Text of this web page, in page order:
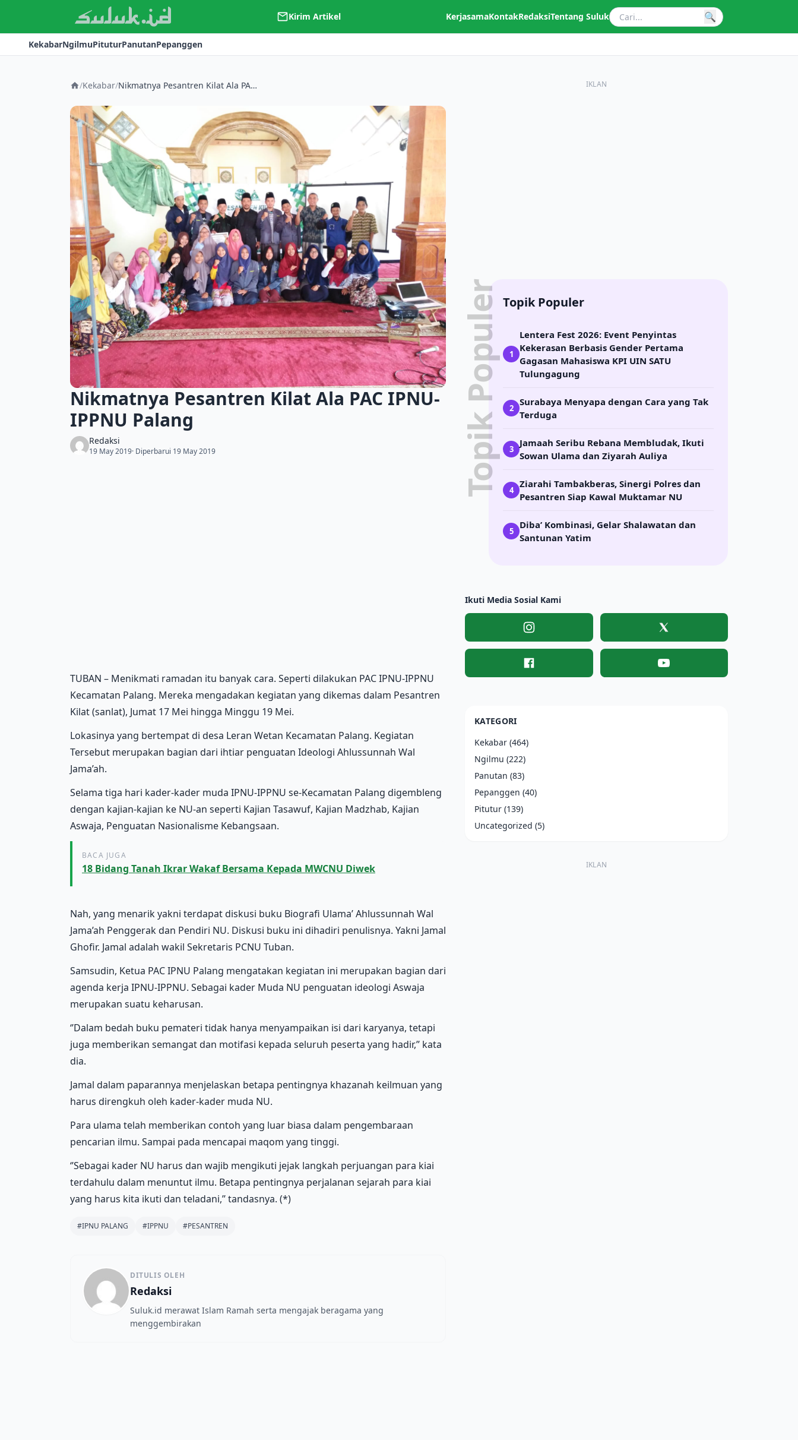
Kirim Artikel KerjasamaKontakRedaksiTentang Suluk 🔍
KekabarNgilmuPituturPanutanPepanggen
/Kekabar/ Nikmatnya Pesantren Kilat Ala PAC IPNU-IPPNU Palang
Nikmatnya Pesantren Kilat Ala PAC IPNU-
IPPNU Palang
Redaksi
19 May 2019· Diperbarui 19 May 2019
TUBAN – Menikmati ramadan itu banyak cara. Seperti dilakukan PAC IPNU-IPPNU
Kecamatan Palang. Mereka mengadakan kegiatan yang dikemas dalam Pesantren
Kilat (sanlat), Jumat 17 Mei hingga Minggu 19 Mei.
Lokasinya yang bertempat di desa Leran Wetan Kecamatan Palang. Kegiatan
Tersebut merupakan bagian dari ihtiar penguatan Ideologi Ahlussunnah Wal
Jama’ah.
Selama tiga hari kader-kader muda IPNU-IPPNU se-Kecamatan Palang digembleng
dengan kajian-kajian ke NU-an seperti Kajian Tasawuf, Kajian Madzhab, Kajian
Aswaja, Penguatan Nasionalisme Kebangsaan.
BACA JUGA
18 Bidang Tanah Ikrar Wakaf Bersama Kepada MWCNU Diwek
Nah, yang menarik yakni terdapat diskusi buku Biografi Ulama’ Ahlussunnah Wal
Jama’ah Penggerak dan Pendiri NU. Diskusi buku ini dihadiri penulisnya. Yakni Jamal
Ghofir. Jamal adalah wakil Sekretaris PCNU Tuban.
Samsudin, Ketua PAC IPNU Palang mengatakan kegiatan ini merupakan bagian dari
agenda kerja IPNU-IPPNU. Sebagai kader Muda NU penguatan ideologi Aswaja
merupakan suatu keharusan.
‘’Dalam bedah buku pemateri tidak hanya menyampaikan isi dari karyanya, tetapi
juga memberikan semangat dan motifasi kepada seluruh peserta yang hadir,’’ kata
dia.
Jamal dalam paparannya menjelaskan betapa pentingnya khazanah keilmuan yang
harus direngkuh oleh kader-kader muda NU.
Para ulama telah memberikan contoh yang luar biasa dalam pengembaraan
pencarian ilmu. Sampai pada mencapai maqom yang tinggi.
‘’Sebagai kader NU harus dan wajib mengikuti jejak langkah perjuangan para kiai
terdahulu dalam menuntut ilmu. Betapa pentingnya perjalanan sejarah para kiai
yang harus kita ikuti dan teladani,’’ tandasnya. (*)
#IPNU PALANG #IPPNU #PESANTREN
DITULIS OLEH
Redaksi
Suluk.id merawat Islam Ramah serta mengajak beragama yang
menggembirakan
IKLAN
Topik PopulerTopik Populer
1
Lentera Fest 2026: Event Penyintas
Kekerasan Berbasis Gender Pertama
Gagasan Mahasiswa KPI UIN SATU
Tulungagung
2
Surabaya Menyapa dengan Cara yang Tak
Terduga
3
Jamaah Seribu Rebana Membludak, Ikuti
Sowan Ulama dan Ziyarah Auliya
4
Ziarahi Tambakberas, Sinergi Polres dan
Pesantren Siap Kawal Muktamar NU
5
Diba’ Kombinasi, Gelar Shalawatan dan
Santunan Yatim
Ikuti Media Sosial Kami
Instagram X
Facebook YouTube
KATEGORI
Kekabar (464)
Ngilmu (222)
Panutan (83)
Pepanggen (40)
Pitutur (139)
Uncategorized (5)
IKLAN